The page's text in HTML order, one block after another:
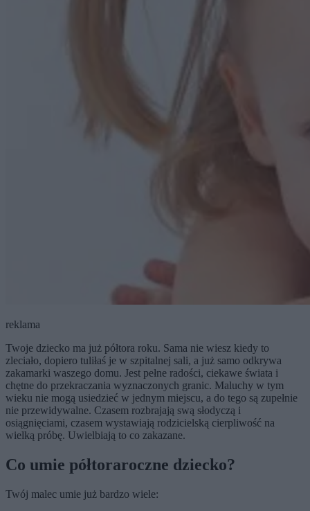
reklama
Twoje dziecko ma już półtora roku. Sama nie wiesz kiedy to
zleciało, dopiero tuliłaś je w szpitalnej sali, a już samo odkrywa
zakamarki waszego domu. Jest pełne radości, ciekawe świata i
chętne do przekraczania wyznaczonych granic. Maluchy w tym
wieku nie mogą usiedzieć w jednym miejscu, a do tego są zupełnie
nie przewidywalne. Czasem rozbrajają swą słodyczą i
osiągnięciami, czasem wystawiają rodzicielską cierpliwość na
wielką próbę. Uwielbiają to co zakazane.
Co umie półtoraroczne dziecko?
Twój malec umie już bardzo wiele: